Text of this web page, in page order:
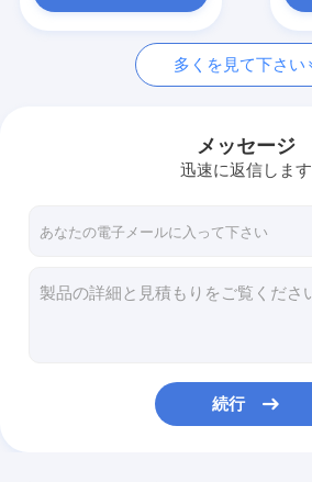
ボトル検査機
プレフォーム検査機
IML検査機
多くを見て下さい
メッセージ
迅速に返信します
続行